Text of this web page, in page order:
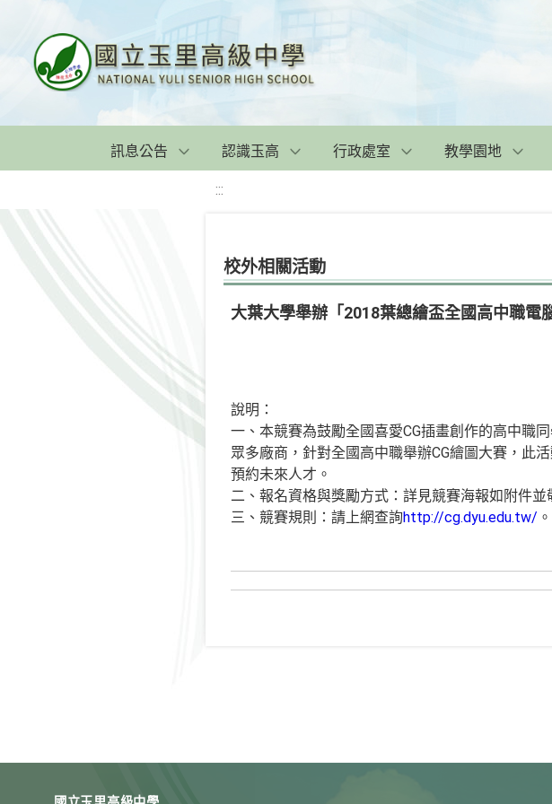
訊息公告 認識玉高 行政處室 教學園地
:::
校外相關活動
大葉大學舉辦「2018葉總繪盃全國高中職電
說明：
一、本競賽為鼓勵全國喜愛CG插畫創作的高中職
眾多廠商，針對全國高中職舉辦CG繪圖大賽，此
預約未來人才。
二、報名資格與獎勵方式：詳見競賽海報如附件並
三、競賽規則：請上網查詢http://cg.dyu.edu.tw/ 。